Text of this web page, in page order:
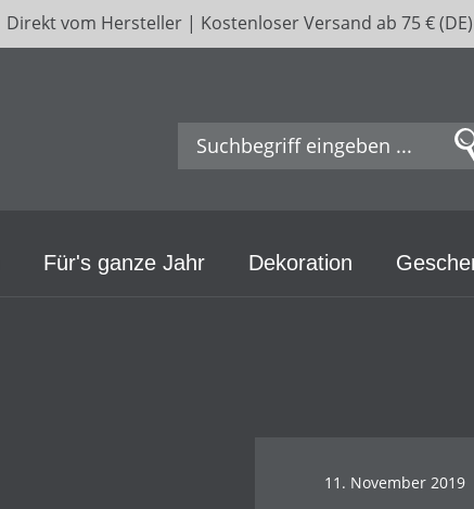
Direkt vom Hersteller | Kostenloser Versand ab 75 € (DE)
Für's ganze Jahr Dekoration
11. November 2019